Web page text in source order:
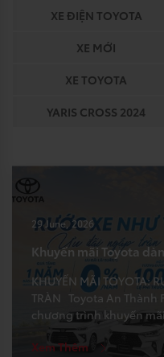
XE ĐIỆN TOYOTA
XE MỚI
XE TOYOTA
YARIS CROSS 2024
29 June, 2026
Khuyến mãi Toyota
KHUYẾN MÃI TOYOTA:
TRÀN Toyota An Thành
chương trình khuyến
hàng mua xe Toyota
như sau: ♥ Thời gian: từ
Xem Thêm